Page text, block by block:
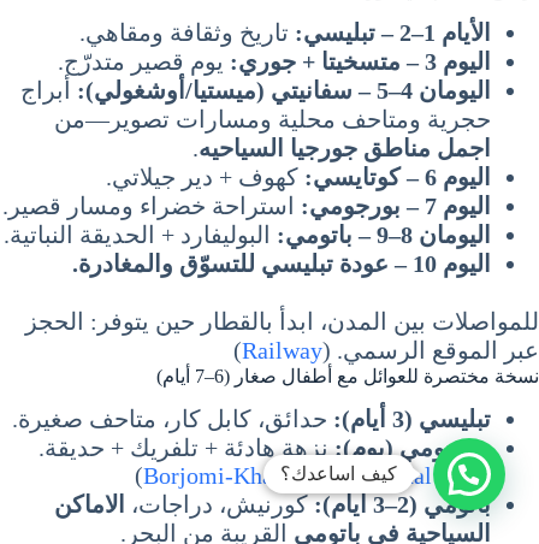
الأيام 1–2 – تبليسي:
تاريخ وثقافة ومقاهي.
اليوم 3 – متسخيتا + جوري:
يوم قصير متدرّج.
اليومان 4–5 – سفانيتي (ميستيا/أوشغولي):
أبراج
حجرية ومتاحف محلية ومسارات تصوير—من
اجمل مناطق جورجيا السياحيه.
اليوم 6 – كوتايسي:
كهوف + دير جيلاتي.
اليوم 7 – بورجومي:
استراحة خضراء ومسار قصير.
اليومان 8–9 – باتومي:
البوليفارد + الحديقة النباتية.
اليوم 10 – عودة تبليسي للتسوّق والمغادرة.
للمواصلات بين المدن، ابدأ بالقطار حين يتوفر: الحجز
عبر الموقع الرسمي. (Railway
)
نسخة مختصرة للعوائل مع أطفال صغار (6–7 أيام)
تبليسي (3 أيام):
حدائق، كابل كار، متاحف صغيرة.
بورجومي (يوم):نزهة هادئة + تلفريك + حديقة.
(
Borjomi-Kharagauli National Park
)
باتومي (2–3 أيام):
كورنيش، دراجات، الاماكن
السياحية في باتومي القريبة من البحر.
كيف اساعدك؟